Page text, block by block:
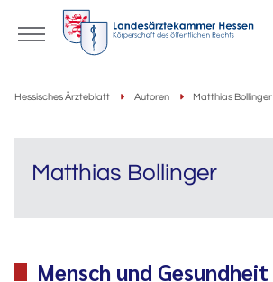
Hessisches Ärzteblatt Autoren Matthias Bollinger
Matthias Bollinger
Mensch und Gesundheit